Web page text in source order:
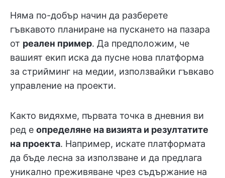
Няма по-добър начин да разберете
гъвкавото планиране на пускането на пазара
от реален пример. Да предположим, че
вашият екип иска да пусне нова платформа
за стрийминг на медии, използвайки гъвкаво
управление на проекти.
Както видяхме, първата точка в дневния ви
ред е определяне на визията и резултатите
на проекта. Например, искате платформата
да бъде лесна за използване и да предлага
уникално преживяване чрез съдържание на